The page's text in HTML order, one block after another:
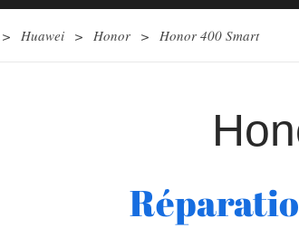
> Huawei > Honor > Honor 400 Smart